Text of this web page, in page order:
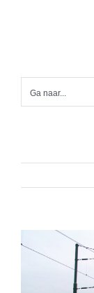
Ga naar...
grotere